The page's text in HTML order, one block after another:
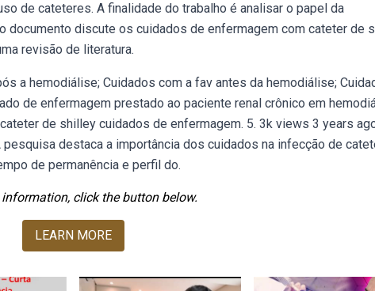
de cateteres. A finalidade do trabalho é analisar o papel da
documento discute os cuidados de enfermagem com cateter de
revisão de literatura.
a hemodiálise; Cuidados com a fav antes da hemodiálise;
de enfermagem prestado ao paciente renal crônico em
de shilley cuidados de enfermagem. 5. 3k views 3 years
destaca a importância dos cuidados na infecção de
de permanência e perfil do.
information, click the button below.
LEARN MORE